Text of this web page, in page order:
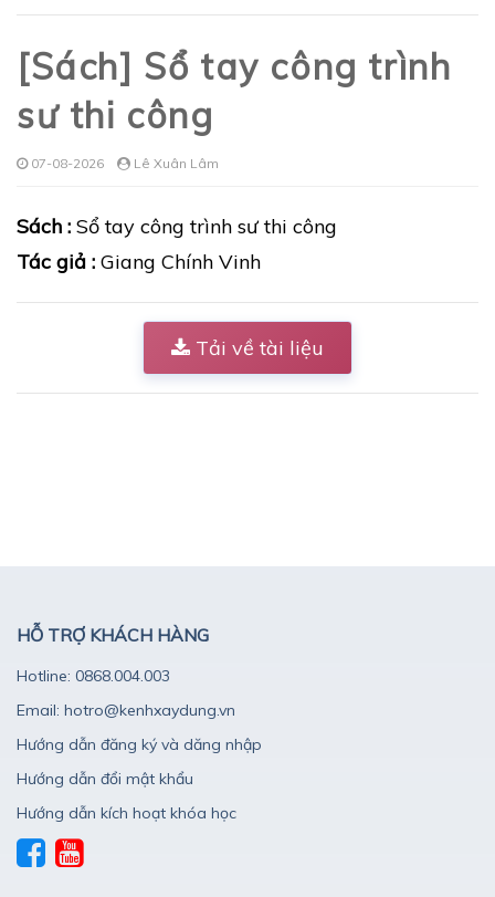
[Sách] Sổ tay công trình
sư thi công
07-08-2026 Lê Xuân Lâm
Sách : Sổ tay công trình sư thi công
Tác giả : Giang Chính Vinh
Tải về tài liệu
HỖ TRỢ KHÁCH HÀNG
Hotline: 0868.004.003
Email: hotro@kenhxaydung.vn
Hướng dẫn đăng ký và dăng nhập
Hướng dẫn đổi mật khẩu
Hướng dẫn kích hoạt khóa học